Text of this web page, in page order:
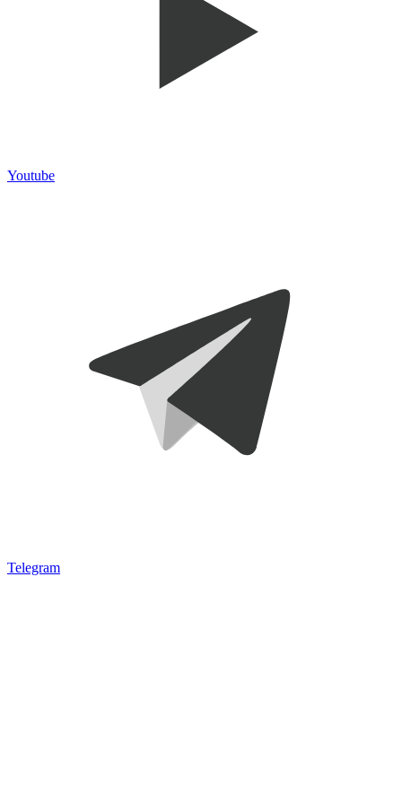
Youtube
Telegram